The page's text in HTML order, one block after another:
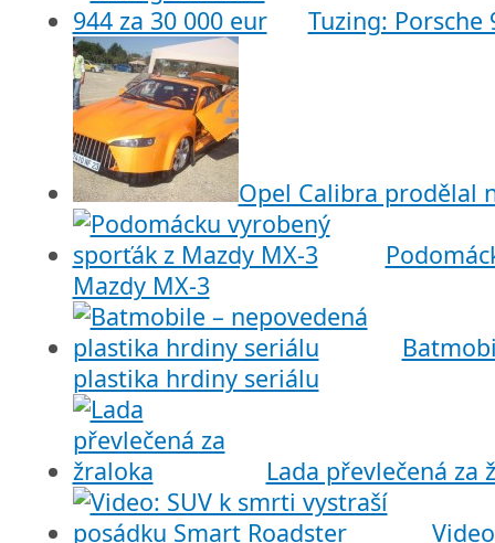
Tuzing: Porsche
Opel Calibra prodělal
Mazdy MX-3
plastika hrdiny seriálu
Lada převlečená za